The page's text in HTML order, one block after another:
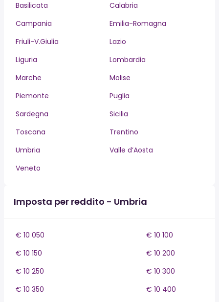
Basilicata
Calabria
Campania
Emilia-Romagna
Friuli-V.Giulia
Lazio
Liguria
Lombardia
Marche
Molise
Piemonte
Puglia
Sardegna
Sicilia
Toscana
Trentino
Umbria
Valle d’Aosta
Veneto
Imposta per reddito - Umbria
€ 10 050
€ 10 100
€ 10 150
€ 10 200
€ 10 250
€ 10 300
€ 10 350
€ 10 400